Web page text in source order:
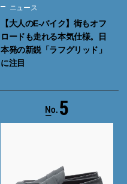
ニュース
【大人のE-バイク】街もオフ
ロードも走れる本気仕様。日
本発の新鋭「ラフグリッド」
に注目
5